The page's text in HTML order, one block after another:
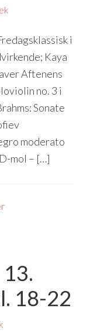
i
Kaya
Aftenens
no. 3 i
Sonate
moderato
mol – […]
18-22